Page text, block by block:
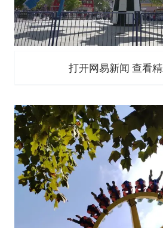
打开网易新闻 查看